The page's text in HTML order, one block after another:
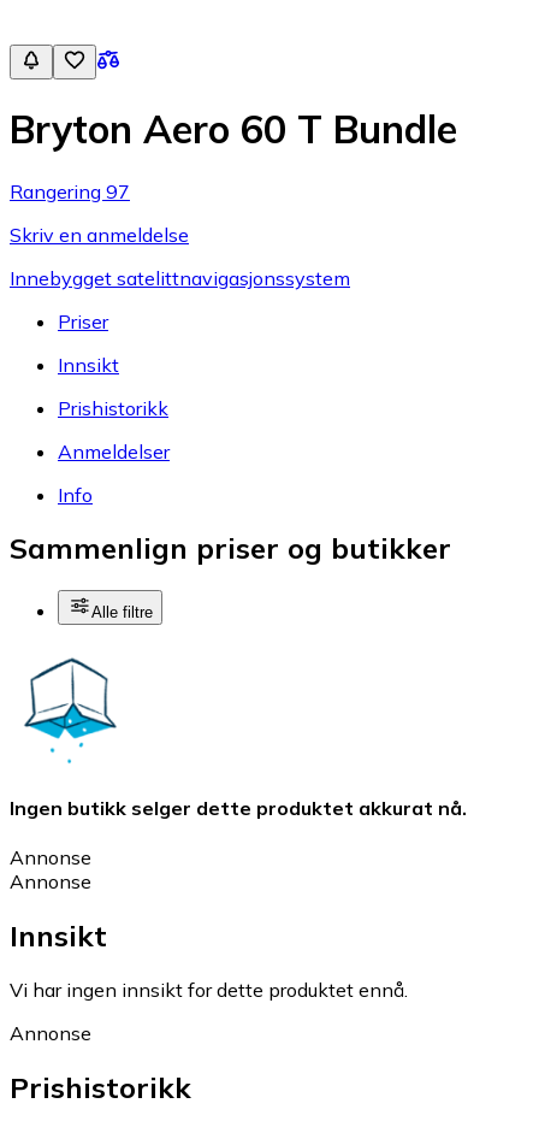
Bryton Aero 60 T Bundle
Rangering 97
Skriv en anmeldelse
Innebygget satelittnavigasjonssystem
Priser
Innsikt
Prishistorikk
Anmeldelser
Info
Sammenlign priser og butikker
Alle filtre
Ingen butikk selger dette produktet akkurat nå.
Annonse
Annonse
Innsikt
Vi har ingen innsikt for dette produktet ennå.
Annonse
Prishistorikk